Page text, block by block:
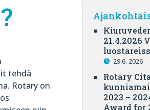
tehdä
Rotary on
21.4.2026
29.6. 2026
Rotary
2023 –
Award for